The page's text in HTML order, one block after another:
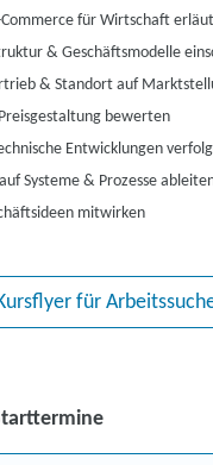
Commerce für Wirtschaft
& Geschäftsmodelle
& Standort auf
bewerten
Entwicklungen
Systeme & Prozesse
mitwirken
für